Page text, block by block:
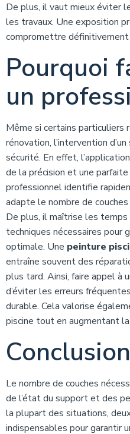
De plus, il vaut mieux éviter
les travaux. Une exposition
compromettre
Pourquoi
un
Même si certains particuliers
rénovation, l’intervention
sécurité. En effet,
de la précision et une
professionnel identifie
adapte le nombre de
De plus, il maîtrise les
techniques nécessaires pour
optimale. Une peinture
entraîne souvent des
plus tard. Ainsi, faire appel à
d’éviter les erreurs
durable. Cela valorise
piscine tout en augmentant
Conclusion
Le nombre de couches
de l’état du support et des
la plupart des situations,
indispensables pour garantir